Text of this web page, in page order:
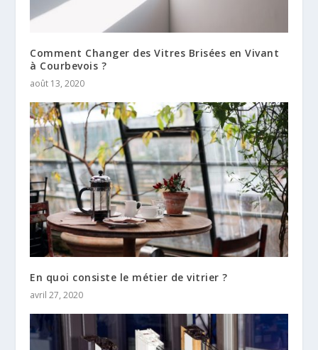
Comment Changer des Vitres Brisées en Vivant
à Courbevois ?
août 13, 2020
En quoi consiste le métier de vitrier ?
avril 27, 2020